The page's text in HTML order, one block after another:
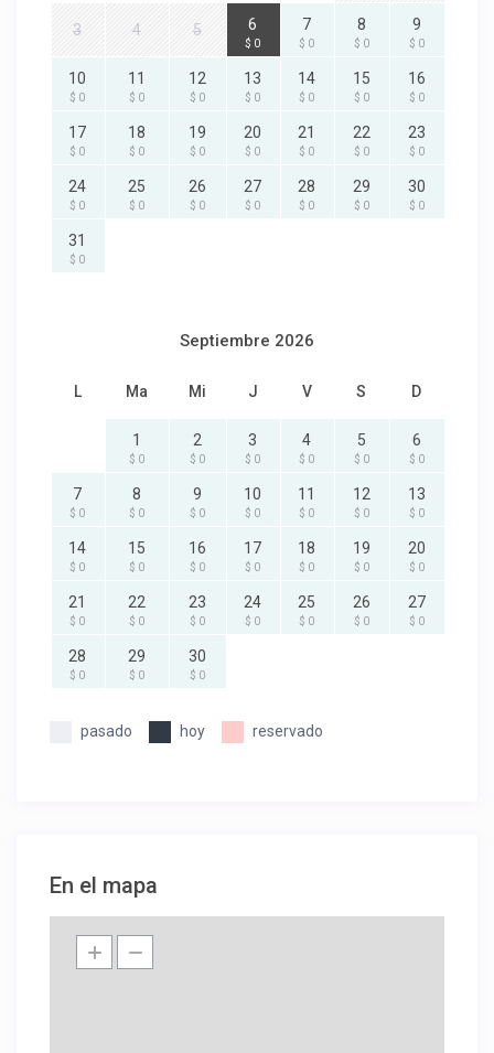
3 4 5 6
$ 0
7
$ 0
8
$ 0
9
$ 0
10
$ 0
11
$ 0
12
$ 0
13
$ 0
14
$ 0
15
$ 0
16
$ 0
17
$ 0
18
$ 0
19
$ 0
20
$ 0
21
$ 0
22
$ 0
23
$ 0
24
$ 0
25
$ 0
26
$ 0
27
$ 0
28
$ 0
29
$ 0
30
$ 0
31
$ 0
Septiembre 2026
L Ma Mi J V S D
1
$ 0
2
$ 0
3
$ 0
4
$ 0
5
$ 0
6
$ 0
7
$ 0
8
$ 0
9
$ 0
10
$ 0
11
$ 0
12
$ 0
13
$ 0
14
$ 0
15
$ 0
16
$ 0
17
$ 0
18
$ 0
19
$ 0
20
$ 0
21
$ 0
22
$ 0
23
$ 0
24
$ 0
25
$ 0
26
$ 0
27
$ 0
28
$ 0
29
$ 0
30
$ 0
pasado hoy reservado
En el mapa